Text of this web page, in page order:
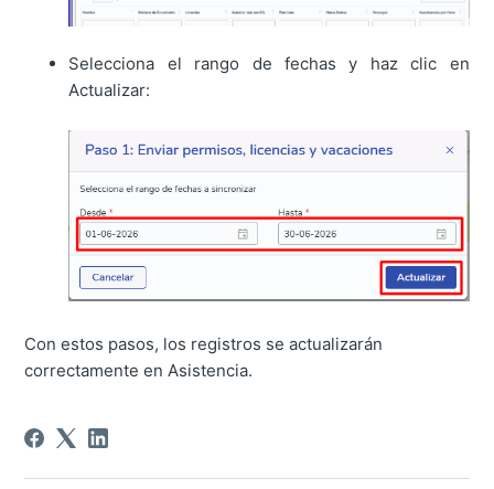
Selecciona el rango de fechas y haz clic en
Actualizar:
Con estos pasos, los registros se actualizarán
correctamente en Asistencia.